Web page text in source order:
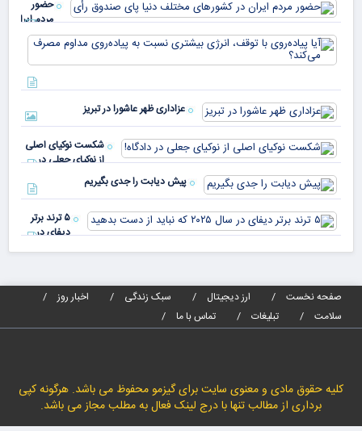
حضور
مردم ایران
در
کشورهای
مختلف
دنیا پای
صندوق
عزاداری ظهر عاشورا در تبریز
شکست نوکیای اصلی
از نوکیای جعلی در
دادگاه!
پیش دیابت را جدی بگیریم
۵ ترند برتر
دیفای در
صفحه نخست
ارز دیجیتال سبک زندگی
اخبار روز
سلامت
تبلیغات تماس با ما
کلیه حقوق مادی و معنوی سایت برای گیزمو محفوظ می باشد. هرگونه کپی
برداری از مطالب تنها با درج لینک فعال به مطلب مجاز می باشد.